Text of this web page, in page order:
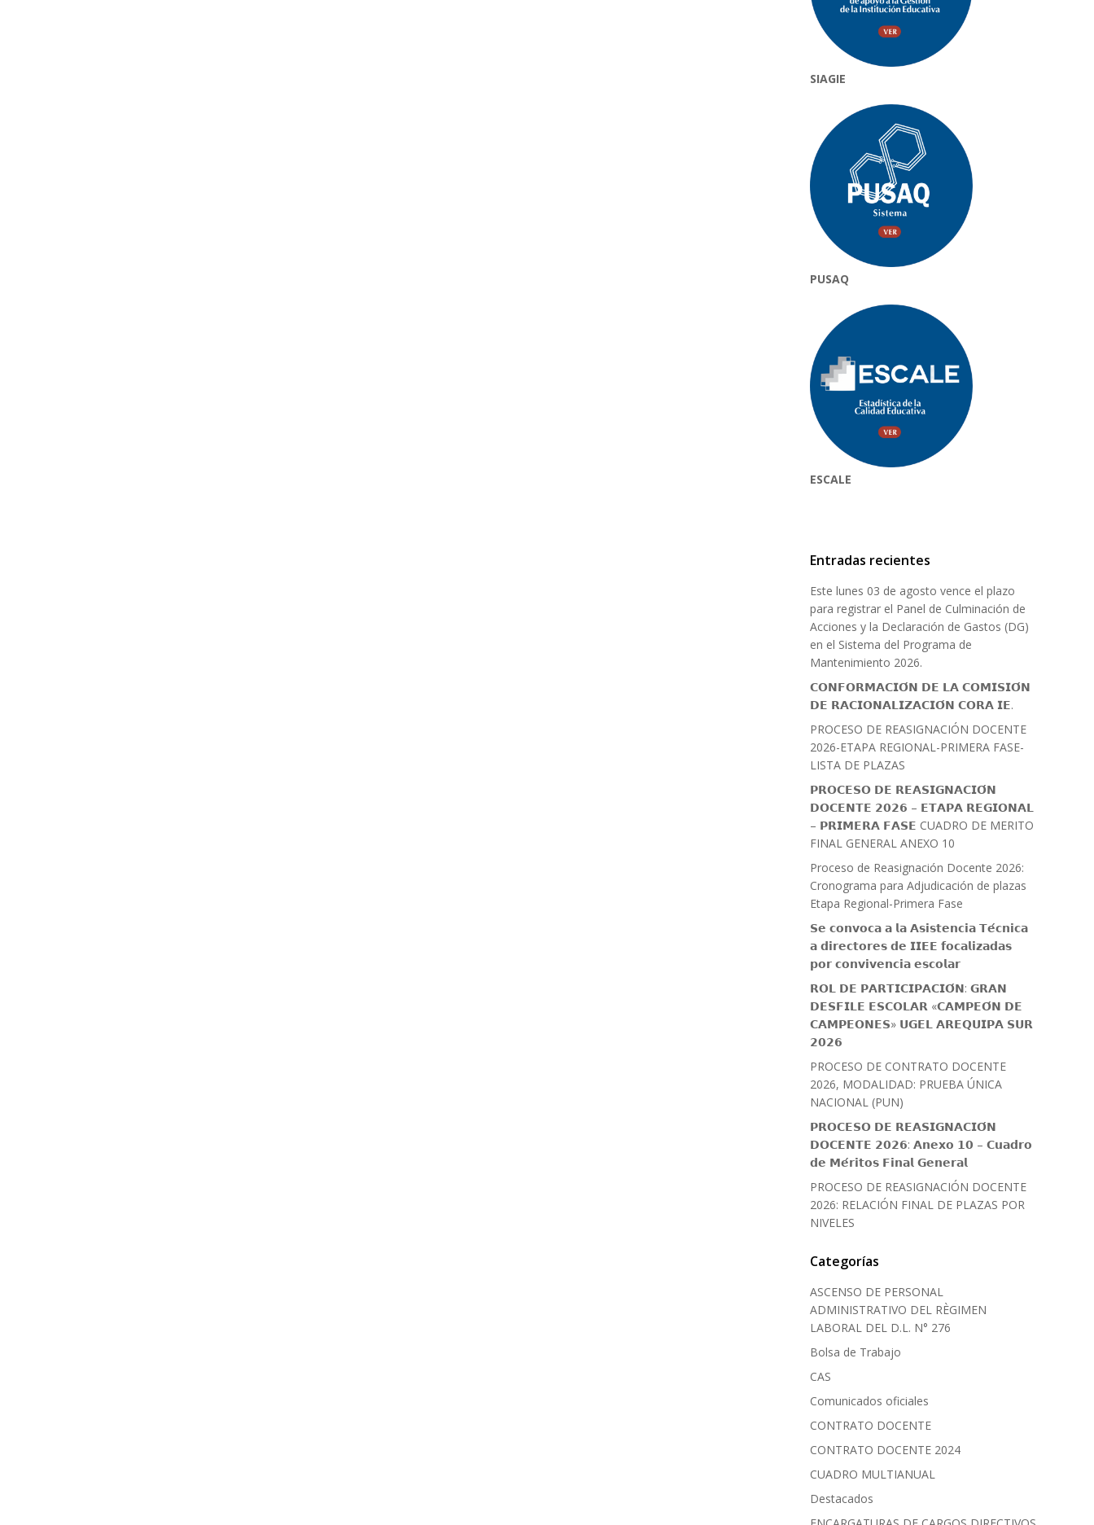
SIAGIE
PUSAQ
ESCALE
Entradas recientes
Este lunes 03 de agosto vence el plazo
para registrar el Panel de Culminación de
Acciones y la Declaración de Gastos (DG)
en el Sistema del Programa de
Mantenimiento 2026.
𝗖𝗢𝗡𝗙𝗢𝗥𝗠𝗔𝗖𝗜𝗢́𝗡 𝗗𝗘 𝗟𝗔 𝗖𝗢𝗠𝗜𝗦𝗜𝗢́𝗡
𝗗𝗘 𝗥𝗔𝗖𝗜𝗢𝗡𝗔𝗟𝗜𝗭𝗔𝗖𝗜𝗢́𝗡 𝗖𝗢𝗥𝗔 𝗜𝗘.
PROCESO DE REASIGNACIÓN DOCENTE
2026-ETAPA REGIONAL-PRIMERA FASE-
LISTA DE PLAZAS
𝗣𝗥𝗢𝗖𝗘𝗦𝗢 𝗗𝗘 𝗥𝗘𝗔𝗦𝗜𝗚𝗡𝗔𝗖𝗜𝗢́𝗡
𝗗𝗢𝗖𝗘𝗡𝗧𝗘 𝟮𝟬𝟮𝟲 – 𝗘𝗧𝗔𝗣𝗔 𝗥𝗘𝗚𝗜𝗢𝗡𝗔𝗟
– 𝗣𝗥𝗜𝗠𝗘𝗥𝗔 𝗙𝗔𝗦𝗘 CUADRO DE MERITO
FINAL GENERAL ANEXO 10
Proceso de Reasignación Docente 2026:
Cronograma para Adjudicación de plazas
Etapa Regional-Primera Fase
𝗦𝗲 𝗰𝗼𝗻𝘃𝗼𝗰𝗮 𝗮 𝗹𝗮 𝗔𝘀𝗶𝘀𝘁𝗲𝗻𝗰𝗶𝗮 𝗧𝗲́𝗰𝗻𝗶𝗰𝗮
𝗮 𝗱𝗶𝗿𝗲𝗰𝘁𝗼𝗿𝗲𝘀 𝗱𝗲 𝗜𝗜𝗘𝗘 𝗳𝗼𝗰𝗮𝗹𝗶𝘇𝗮𝗱𝗮𝘀
𝗽𝗼𝗿 𝗰𝗼𝗻𝘃𝗶𝘃𝗲𝗻𝗰𝗶𝗮 𝗲𝘀𝗰𝗼𝗹𝗮𝗿
𝗥𝗢𝗟 𝗗𝗘 𝗣𝗔𝗥𝗧𝗜𝗖𝗜𝗣𝗔𝗖𝗜𝗢́𝗡: 𝗚𝗥𝗔𝗡
𝗗𝗘𝗦𝗙𝗜𝗟𝗘 𝗘𝗦𝗖𝗢𝗟𝗔𝗥 «𝗖𝗔𝗠𝗣𝗘𝗢́𝗡 𝗗𝗘
𝗖𝗔𝗠𝗣𝗘𝗢𝗡𝗘𝗦» 𝗨𝗚𝗘𝗟 𝗔𝗥𝗘𝗤𝗨𝗜𝗣𝗔 𝗦𝗨𝗥
𝟮𝟬𝟮𝟲
PROCESO DE CONTRATO DOCENTE
2026, MODALIDAD: PRUEBA ÚNICA
NACIONAL (PUN)
𝗣𝗥𝗢𝗖𝗘𝗦𝗢 𝗗𝗘 𝗥𝗘𝗔𝗦𝗜𝗚𝗡𝗔𝗖𝗜𝗢́𝗡
𝗗𝗢𝗖𝗘𝗡𝗧𝗘 𝟮𝟬𝟮𝟲: 𝗔𝗻𝗲𝘅𝗼 𝟭𝟬 – 𝗖𝘂𝗮𝗱𝗿𝗼
𝗱𝗲 𝗠𝗲́𝗿𝗶𝘁𝗼𝘀 𝗙𝗶𝗻𝗮𝗹 𝗚𝗲𝗻𝗲𝗿𝗮𝗹
PROCESO DE REASIGNACIÓN DOCENTE
2026: RELACIÓN FINAL DE PLAZAS POR
NIVELES
Categorías
ASCENSO DE PERSONAL
ADMINISTRATIVO DEL RÈGIMEN
LABORAL DEL D.L. N° 276
Bolsa de Trabajo
CAS
Comunicados oficiales
CONTRATO DOCENTE
CONTRATO DOCENTE 2024
CUADRO MULTIANUAL
Destacados